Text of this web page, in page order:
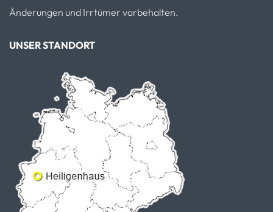
Änderungen und Irrtümer vorbehalten.
UNSER STANDORT